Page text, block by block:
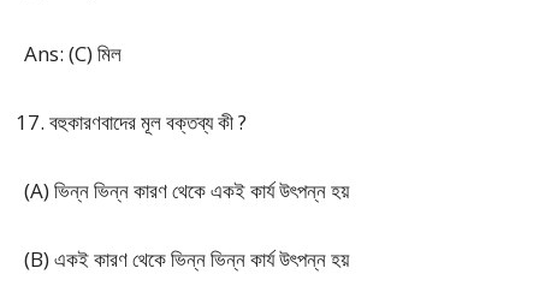
Ans: (C) মিল
বহুকারণবাদের মূল বক্তব্য কী ?
(A) ভিন্ন ভিন্ন কারণ থেকে একই কার্য উৎপন্ন হয়
(B) একই কারণ থেকে ভিন্ন ভিন্ন কার্য উৎপন্ন হয়